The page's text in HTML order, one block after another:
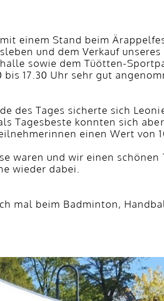
einem Stand beim
und dem Verkauf unseres
sowie dem Tüötten-
17.30 Uhr sehr gut
des Tages sicherte sich
Tagesbeste konnten sich
einen Wert von
waren und wir einen schönen
wieder dabei.
mal beim Badminton,